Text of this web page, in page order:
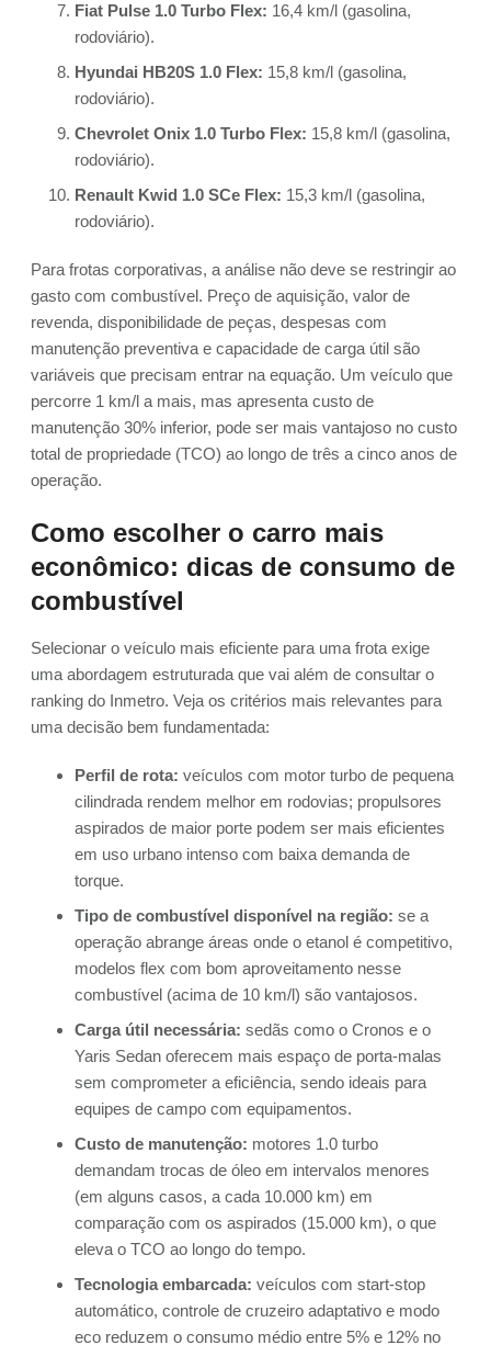
Fiat Pulse 1.0 Turbo Flex: 16,4 km/l (gasolina,
rodoviário).
Hyundai HB20S 1.0 Flex: 15,8 km/l (gasolina,
rodoviário).
Chevrolet Onix 1.0 Turbo Flex: 15,8 km/l (gasolina,
rodoviário).
Renault Kwid 1.0 SCe Flex: 15,3 km/l (gasolina,
rodoviário).
Para frotas corporativas, a análise não deve se restringir ao
gasto com combustível. Preço de aquisição, valor de
revenda, disponibilidade de peças, despesas com
manutenção preventiva e capacidade de carga útil são
variáveis que precisam entrar na equação. Um veículo que
percorre 1 km/l a mais, mas apresenta custo de
manutenção 30% inferior, pode ser mais vantajoso no custo
total de propriedade (TCO) ao longo de três a cinco anos de
operação.
Como escolher o carro mais
econômico: dicas de consumo de
combustível
Selecionar o veículo mais eficiente para uma frota exige
uma abordagem estruturada que vai além de consultar o
ranking do Inmetro. Veja os critérios mais relevantes para
uma decisão bem fundamentada:
Perfil de rota: veículos com motor turbo de pequena
cilindrada rendem melhor em rodovias; propulsores
aspirados de maior porte podem ser mais eficientes
em uso urbano intenso com baixa demanda de
torque.
Tipo de combustível disponível na região: se a
operação abrange áreas onde o etanol é competitivo,
modelos flex com bom aproveitamento nesse
combustível (acima de 10 km/l) são vantajosos.
Carga útil necessária: sedãs como o Cronos e o
Yaris Sedan oferecem mais espaço de porta-malas
sem comprometer a eficiência, sendo ideais para
equipes de campo com equipamentos.
Custo de manutenção: motores 1.0 turbo
demandam trocas de óleo em intervalos menores
(em alguns casos, a cada 10.000 km) em
comparação com os aspirados (15.000 km), o que
eleva o TCO ao longo do tempo.
Tecnologia embarcada: veículos com start-stop
automático, controle de cruzeiro adaptativo e modo
eco reduzem o consumo médio entre 5% e 12% no